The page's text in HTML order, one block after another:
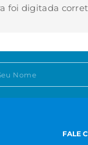
foi digitada
FALE